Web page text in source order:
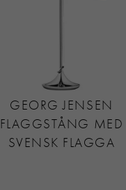
GEORG JENSEN
FLAGGSTÅNG MED
SVENSK FLAGGA